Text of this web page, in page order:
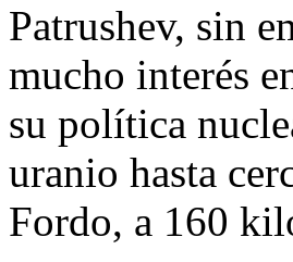
Patrushev, sin
mucho interés
su política
uranio hasta
Fordo, a 160